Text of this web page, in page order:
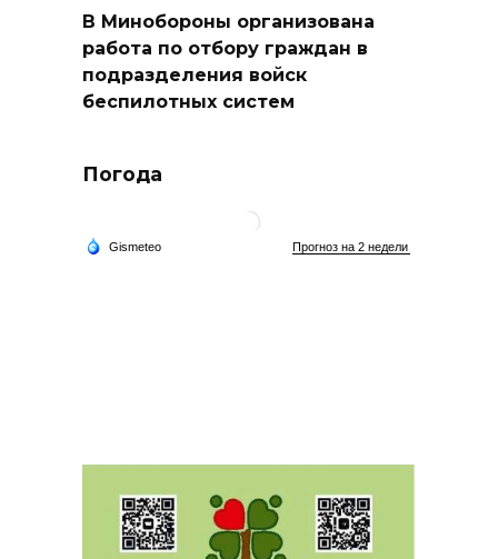
В Минобороны организована
работа по отбору граждан в
подразделения войск
беспилотных систем
Погода